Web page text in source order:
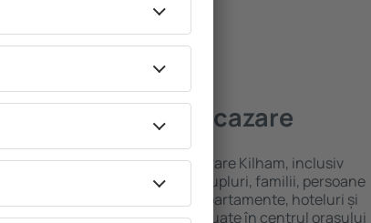
– cea mai bună cazare
dintr-o ofertă variată de cazare Kilham, inclusiv
pentru o singură persoană, cupluri, familii, persoane
și grupuri. Oaspeţii pot sta în apartamente, hoteluri și
care oferă intimitate și sunt situate în centrul orașului